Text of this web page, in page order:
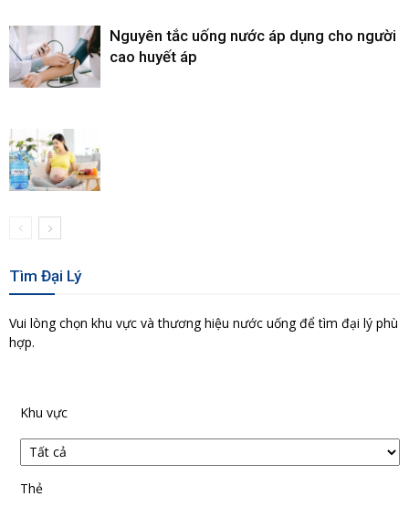
Nguyên tắc uống nước áp dụng cho người
cao huyết áp
Tìm Đại Lý
Vui lòng chọn khu vực và thương hiệu nước uống để tìm đại lý phù
hợp.
Khu vực
Thẻ